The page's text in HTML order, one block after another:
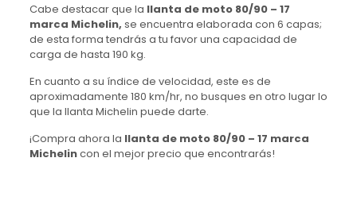
Cabe destacar que la llanta de moto 80/90 – 17
marca Michelin, se encuentra elaborada con 6 capas;
de esta forma tendrás a tu favor una capacidad de
carga de hasta 190 kg.
En cuanto a su índice de velocidad, este es de
aproximadamente 180 km/hr, no busques en otro lugar lo
que la llanta Michelin puede darte.
¡Compra ahora la llanta de moto 80/90 – 17 marca
Michelincon el mejor precio que encontrarás!